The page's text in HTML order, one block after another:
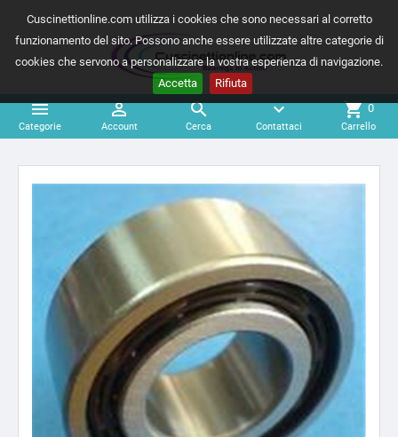
Cuscinettionline.com utilizza i cookies che sono necessari al corretto
funzionamento del sito. Possono anche essere utilizzate altre categorie di
cookies che servono a personalizzare la vostra esperienza di navigazione.
Accetta
Rifiuta

Categorie

Account

Cerca
expand_more
Contattaci
shopping_cart 0
Carrello